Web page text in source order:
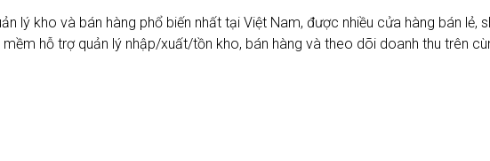
lý kho và bán hàng phổ biến nhất tại Việt Nam, được nhiều cửa hàng bán
mềm hỗ trợ quản lý nhập/xuất/tồn kho, bán hàng và theo dõi doanh thu trên